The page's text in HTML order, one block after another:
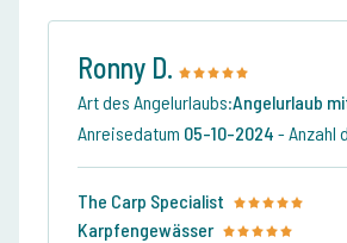
Ronny D.
Art des Angelurlaubs:Angelurlaub
Anreisedatum 05-10-2024 - Anzahl
The Carp Specialist
Karpfengewässer